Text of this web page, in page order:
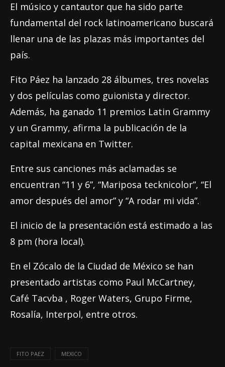
El músico y cantautor que ha sido parte
fundamental del rock latinoamericano buscará
llenar una de las plazas más importantes del
país.
Fito Páez ha lanzado 28 álbumes, tres novelas
y dos películas como guionista y director.
Además, ha ganado 11 premios Latin Grammy
y un Grammy, afirma la publicación de la
capital mexicana en Twitter.
Entre sus canciones más aclamadas se
encuentran “11 y 6”, “Mariposa tecknicolor”, “El
amor después del amor” y “A rodar mi vida”.
El inicio de la presentación está estimado a las
8 pm (hora local).
En el Zócalo de la Ciudad de México se han
presentado artistas como Paul McCartney,
Café Tacvba , Roger Waters, Grupo Firme,
Rosalía, Interpol, entre otros.
FITO PAEZ MEXICO